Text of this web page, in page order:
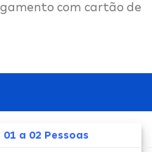
com cartão de
a 02 Pessoas